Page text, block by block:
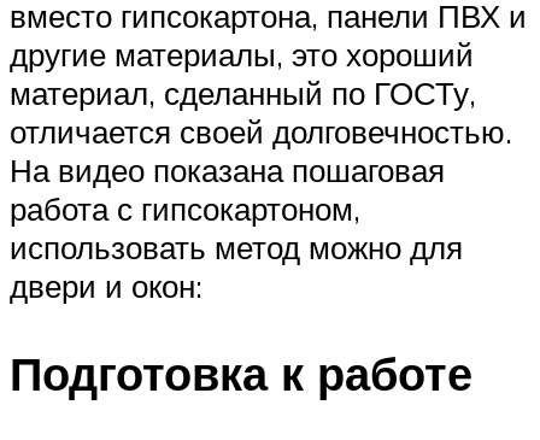
вместо гипсокартона, панели ПВХ и
другие материалы, это хороший
материал, сделанный по ГОСТу,
отличается своей долговечностью.
На видео показана пошаговая
работа с гипсокартоном,
использовать метод можно для
двери и окон:
Подготовка к работе